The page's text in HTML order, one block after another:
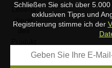
Schließen Sie sich über
exklusiven Tipps und
Registrierung stimme ich der